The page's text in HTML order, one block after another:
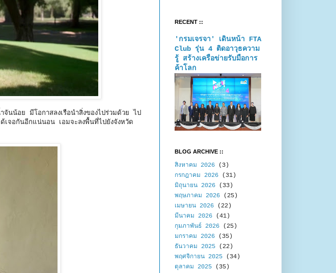
นน้อย มีโอกาสลงเรือนำสิ่งของไปร่วมด้วย ไป
เจอกันอีกแน่นอน เอมจะลงพื้นที่ไปยังจังหวัด
RECENT ::
'กรมเจรจา' เดินหน้า FTA
Club รุ่น 4 ติดอาวุธความ
รู้ สร้างเครือข่ายรับมือการ
ค้าโลก
BLOG ARCHIVE ::
สิงหาคม 2026 (3)
กรกฎาคม 2026 (31)
มิถุนายน 2026 (33)
พฤษภาคม 2026 (25)
เมษายน 2026 (22)
มีนาคม 2026 (41)
กุมภาพันธ์ 2026 (25)
มกราคม 2026 (35)
ธันวาคม 2025 (22)
พฤศจิกายน 2025 (34)
ตุลาคม 2025 (35)